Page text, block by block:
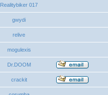
Realitybiker 017
gwydi
relive
mogulexis
Dr.DOOM
crackit